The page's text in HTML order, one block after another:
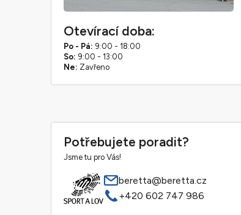
Otevírací doba:
Po - Pá: 9:00 - 18:00
So: 9:00 - 13:00
Ne: Zavřeno
Potřebujete poradit?
Jsme tu pro Vás!
beretta@beretta.cz
+420 602 747 986